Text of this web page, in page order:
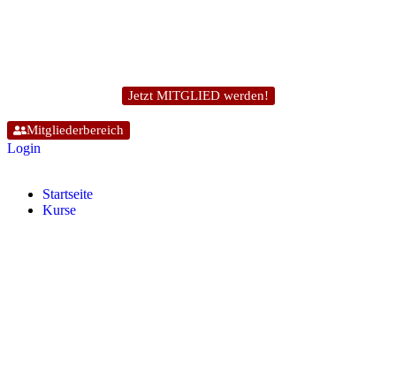
Jetzt MITGLIED werden!
Mitgliederbereich
Login
Start­sei­te
Kur­se